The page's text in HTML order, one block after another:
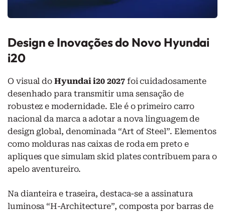
Design e Inovações do Novo Hyundai
i20
O visual doHyundai i20 2027foi cuidadosamente
desenhado para transmitir uma sensação de
robustez e modernidade. Ele é o primeiro carro
nacional da marca a adotar a nova linguagem de
design global, denominada “Art of Steel”. Elementos
como molduras nas caixas de roda em preto e
apliques que simulam skid plates contribuem para o
apelo aventureiro.
Na dianteira e traseira, destaca-se a assinatura
luminosa “H-Architecture”, composta por barras de